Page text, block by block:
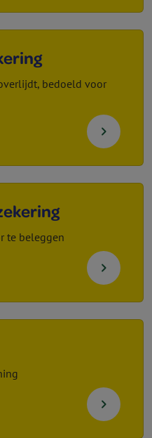
bedoeld voor
navigate_next
te beleggen
navigate_next
navigate_next